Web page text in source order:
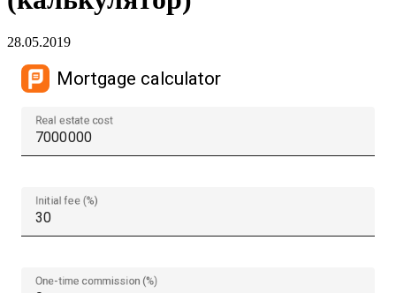
28.05.2019